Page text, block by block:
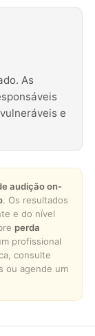
As
​​e
audição on-
. Os resultados
e do nível
perda
profissional
consulte
ou agende um